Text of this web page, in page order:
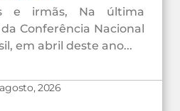
e irmãs, Na última
Conferência Nacional
em abril deste ano...
agosto, 2026